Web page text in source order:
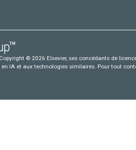
© 2026 Elsevier, ses concédants de
IA et aux technologies similaires. Pour tout